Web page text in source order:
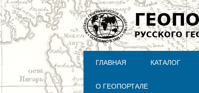
РУССКОГО
ГЛАВНАЯ КАТАЛОГ
О ГЕОПОРТАЛЕ